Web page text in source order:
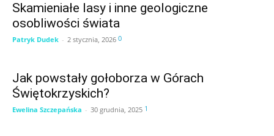
Skamieniałe lasy i inne geologiczne
osobliwości świata
Patryk Dudek - 2 stycznia, 2026 0
Jak powstały gołoborza w Górach
Świętokrzyskich?
Ewelina Szczepańska - 30 grudnia, 2025 1